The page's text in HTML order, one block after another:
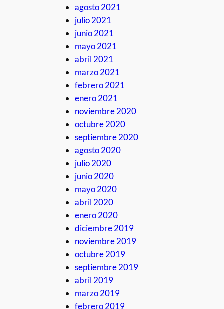
agosto 2021
julio 2021
junio 2021
mayo 2021
abril 2021
marzo 2021
febrero 2021
enero 2021
noviembre 2020
octubre 2020
septiembre 2020
agosto 2020
julio 2020
junio 2020
mayo 2020
abril 2020
enero 2020
diciembre 2019
noviembre 2019
octubre 2019
septiembre 2019
abril 2019
marzo 2019
febrero 2019